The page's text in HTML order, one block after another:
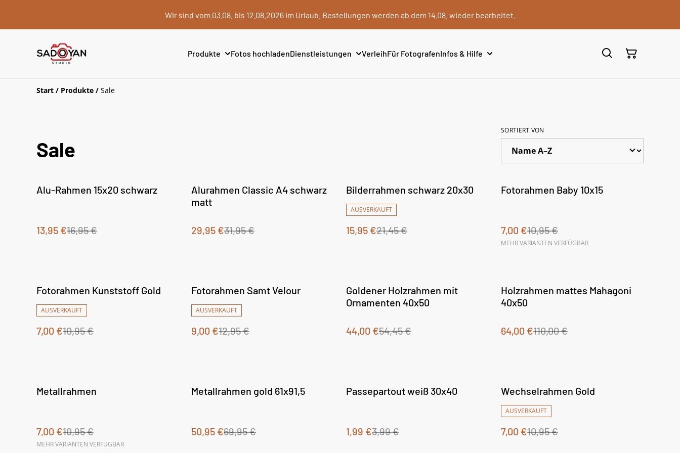
Wir sind vom 03.08. bis 12.08.2026 im Urlaub. Bestellungen werden ab dem 14.08. wieder bearbeitet.
Produkte Fotos hochladenDienstleistungen VerleihFür FotografenInfos & Hilfe
Start / Produkte / Sale
Sale
SORTIERT VON
%
Alu-Rahmen 15x20 schwarz
13,95 €16,95 €
%
Alurahmen Classic A4 schwarz
matt
29,95 €31,95 €
%
Bilderrahmen schwarz 20x30
AUSVERKAUFT
15,95 €21,45 €
%
Fotorahmen Baby 10x15
7,00 €10,95 €
MEHR VARIANTEN VERFÜGBAR
%
Fotorahmen Kunststoff Gold
AUSVERKAUFT
7,00 €10,95 €
%
Fotorahmen Samt Velour
AUSVERKAUFT
9,00 €12,95 €
%
Goldener Holzrahmen mit
Ornamenten 40x50
44,00 €54,45 €
%
Holzrahmen mattes Mahagoni
40x50
64,00 €110,00 €
%
Metallrahmen
7,00 €10,95 €
MEHR VARIANTEN VERFÜGBAR
%
Metallrahmen gold 61x91,5
50,95 €69,95 €
%
Passepartout weiß 30x40
1,99 €3,99 €
%
Wechselrahmen Gold
AUSVERKAUFT
7,00 €10,95 €